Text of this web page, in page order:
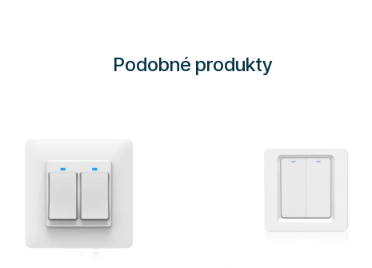
Podobné produkty